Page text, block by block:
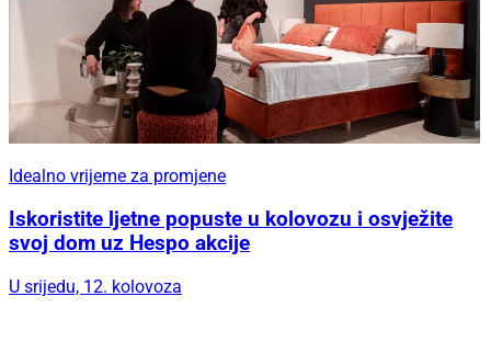
Idealno vrijeme za promjene
Iskoristite ljetne popuste u kolovozu i osvježite
svoj dom uz Hespo akcije
U srijedu, 12. kolovoza